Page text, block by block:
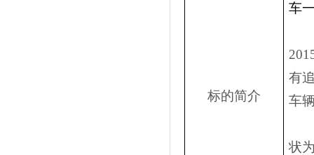
标的简介
车
有
车
状